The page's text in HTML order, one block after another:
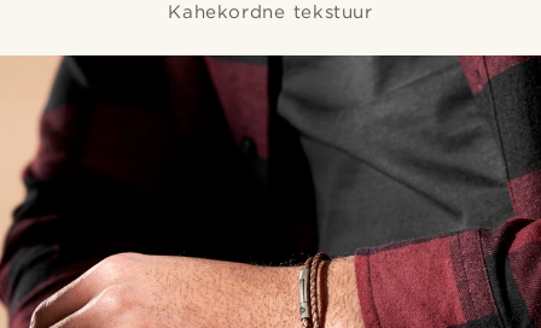
Kahekordne tekstuur